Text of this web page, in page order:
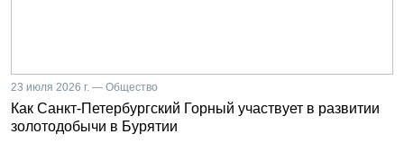
23 июля 2026 г. — Общество
Как Санкт-Петербургский Горный участвует в развитии
золотодобычи в Бурятии